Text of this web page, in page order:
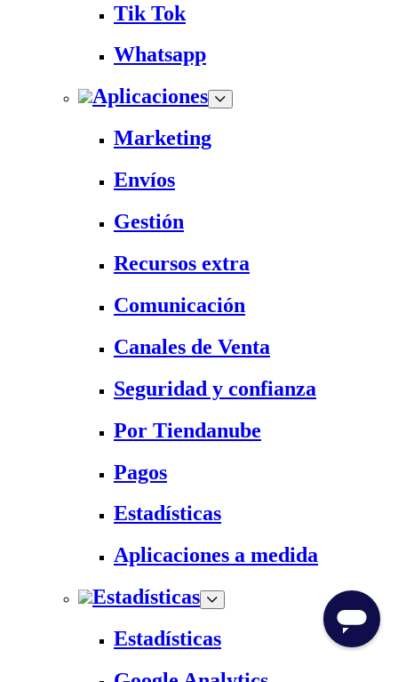
Tik Tok
Whatsapp
Aplicaciones
Marketing
Envíos
Gestión
Recursos extra
Comunicación
Canales de Venta
Seguridad y confianza
Por Tiendanube
Pagos
Estadísticas
Aplicaciones a medida
Estadísticas
Estadísticas